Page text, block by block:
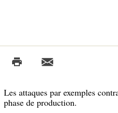
Les attaques par exemples
phase de production.